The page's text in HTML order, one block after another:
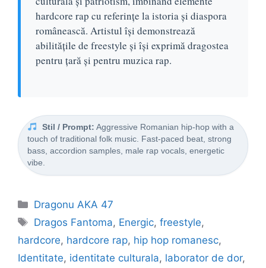
hardcore rap cu referințe la istoria și diaspora
românească. Artistul își demonstrează
abilitățile de freestyle și își exprimă dragostea
pentru țară și pentru muzica rap.
Stil / Prompt: Aggressive Romanian hip-hop with a
touch of traditional folk music. Fast-paced beat, strong
bass, accordion samples, male rap vocals, energetic
vibe.
Categorii
Dragonu AKA 47
Etichete
Dragos Fantoma, Energic,freestyle,
hardcore, hardcore rap, hip hop romanesc,
Identitate, identitate culturala, laborator de dor,